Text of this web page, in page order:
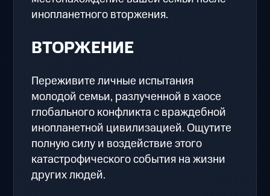
инопланетного вторжения.
ВТОРЖЕНИЕ
Переживите личные испытания
молодой семьи, разлученной в хаосе
глобального конфликта с враждебной
инопланетной цивилизацией. Ощутите
полную силу и воздействие этого
катастрофического события на жизни
других людей.